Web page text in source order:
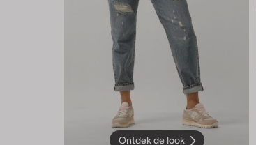
Ontdek de look